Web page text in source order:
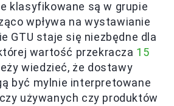
klasyfikowane są w grupie
wpływa na wystawianie
GTU staje się niezbędne dla
wartość przekracza 15
wiedzieć, że dostawy
być mylnie interpretowane
używanych czy produktów